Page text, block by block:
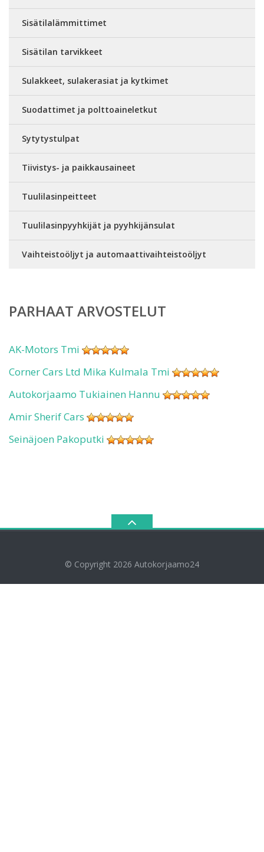
Sisätilalämmittimet
Sisätilan tarvikkeet
Sulakkeet, sulakerasiat ja kytkimet
Suodattimet ja polttoaineletkut
Sytytystulpat
Tiivistys- ja paikkausaineet
Tuulilasinpeitteet
Tuulilasinpyyhkijät ja pyyhkijänsulat
Vaihteistoöljyt ja automaattivaihteistoöljyt
PARHAAT ARVOSTELUT
AK-Motors Tmi
Corner Cars Ltd Mika Kulmala Tmi
Autokorjaamo Tukiainen Hannu
Amir Sherif Cars
Seinäjoen Pakoputki
© Copyright 2026 Autokorjaamo24